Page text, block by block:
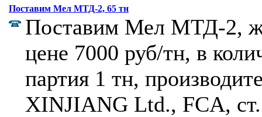
Поставим Мел МТД-2, 65 тн
Поставим Мел МТД-2,
цене 7000 руб/тн, в
партия 1 тн,
XINJIANG Ltd., FCA,